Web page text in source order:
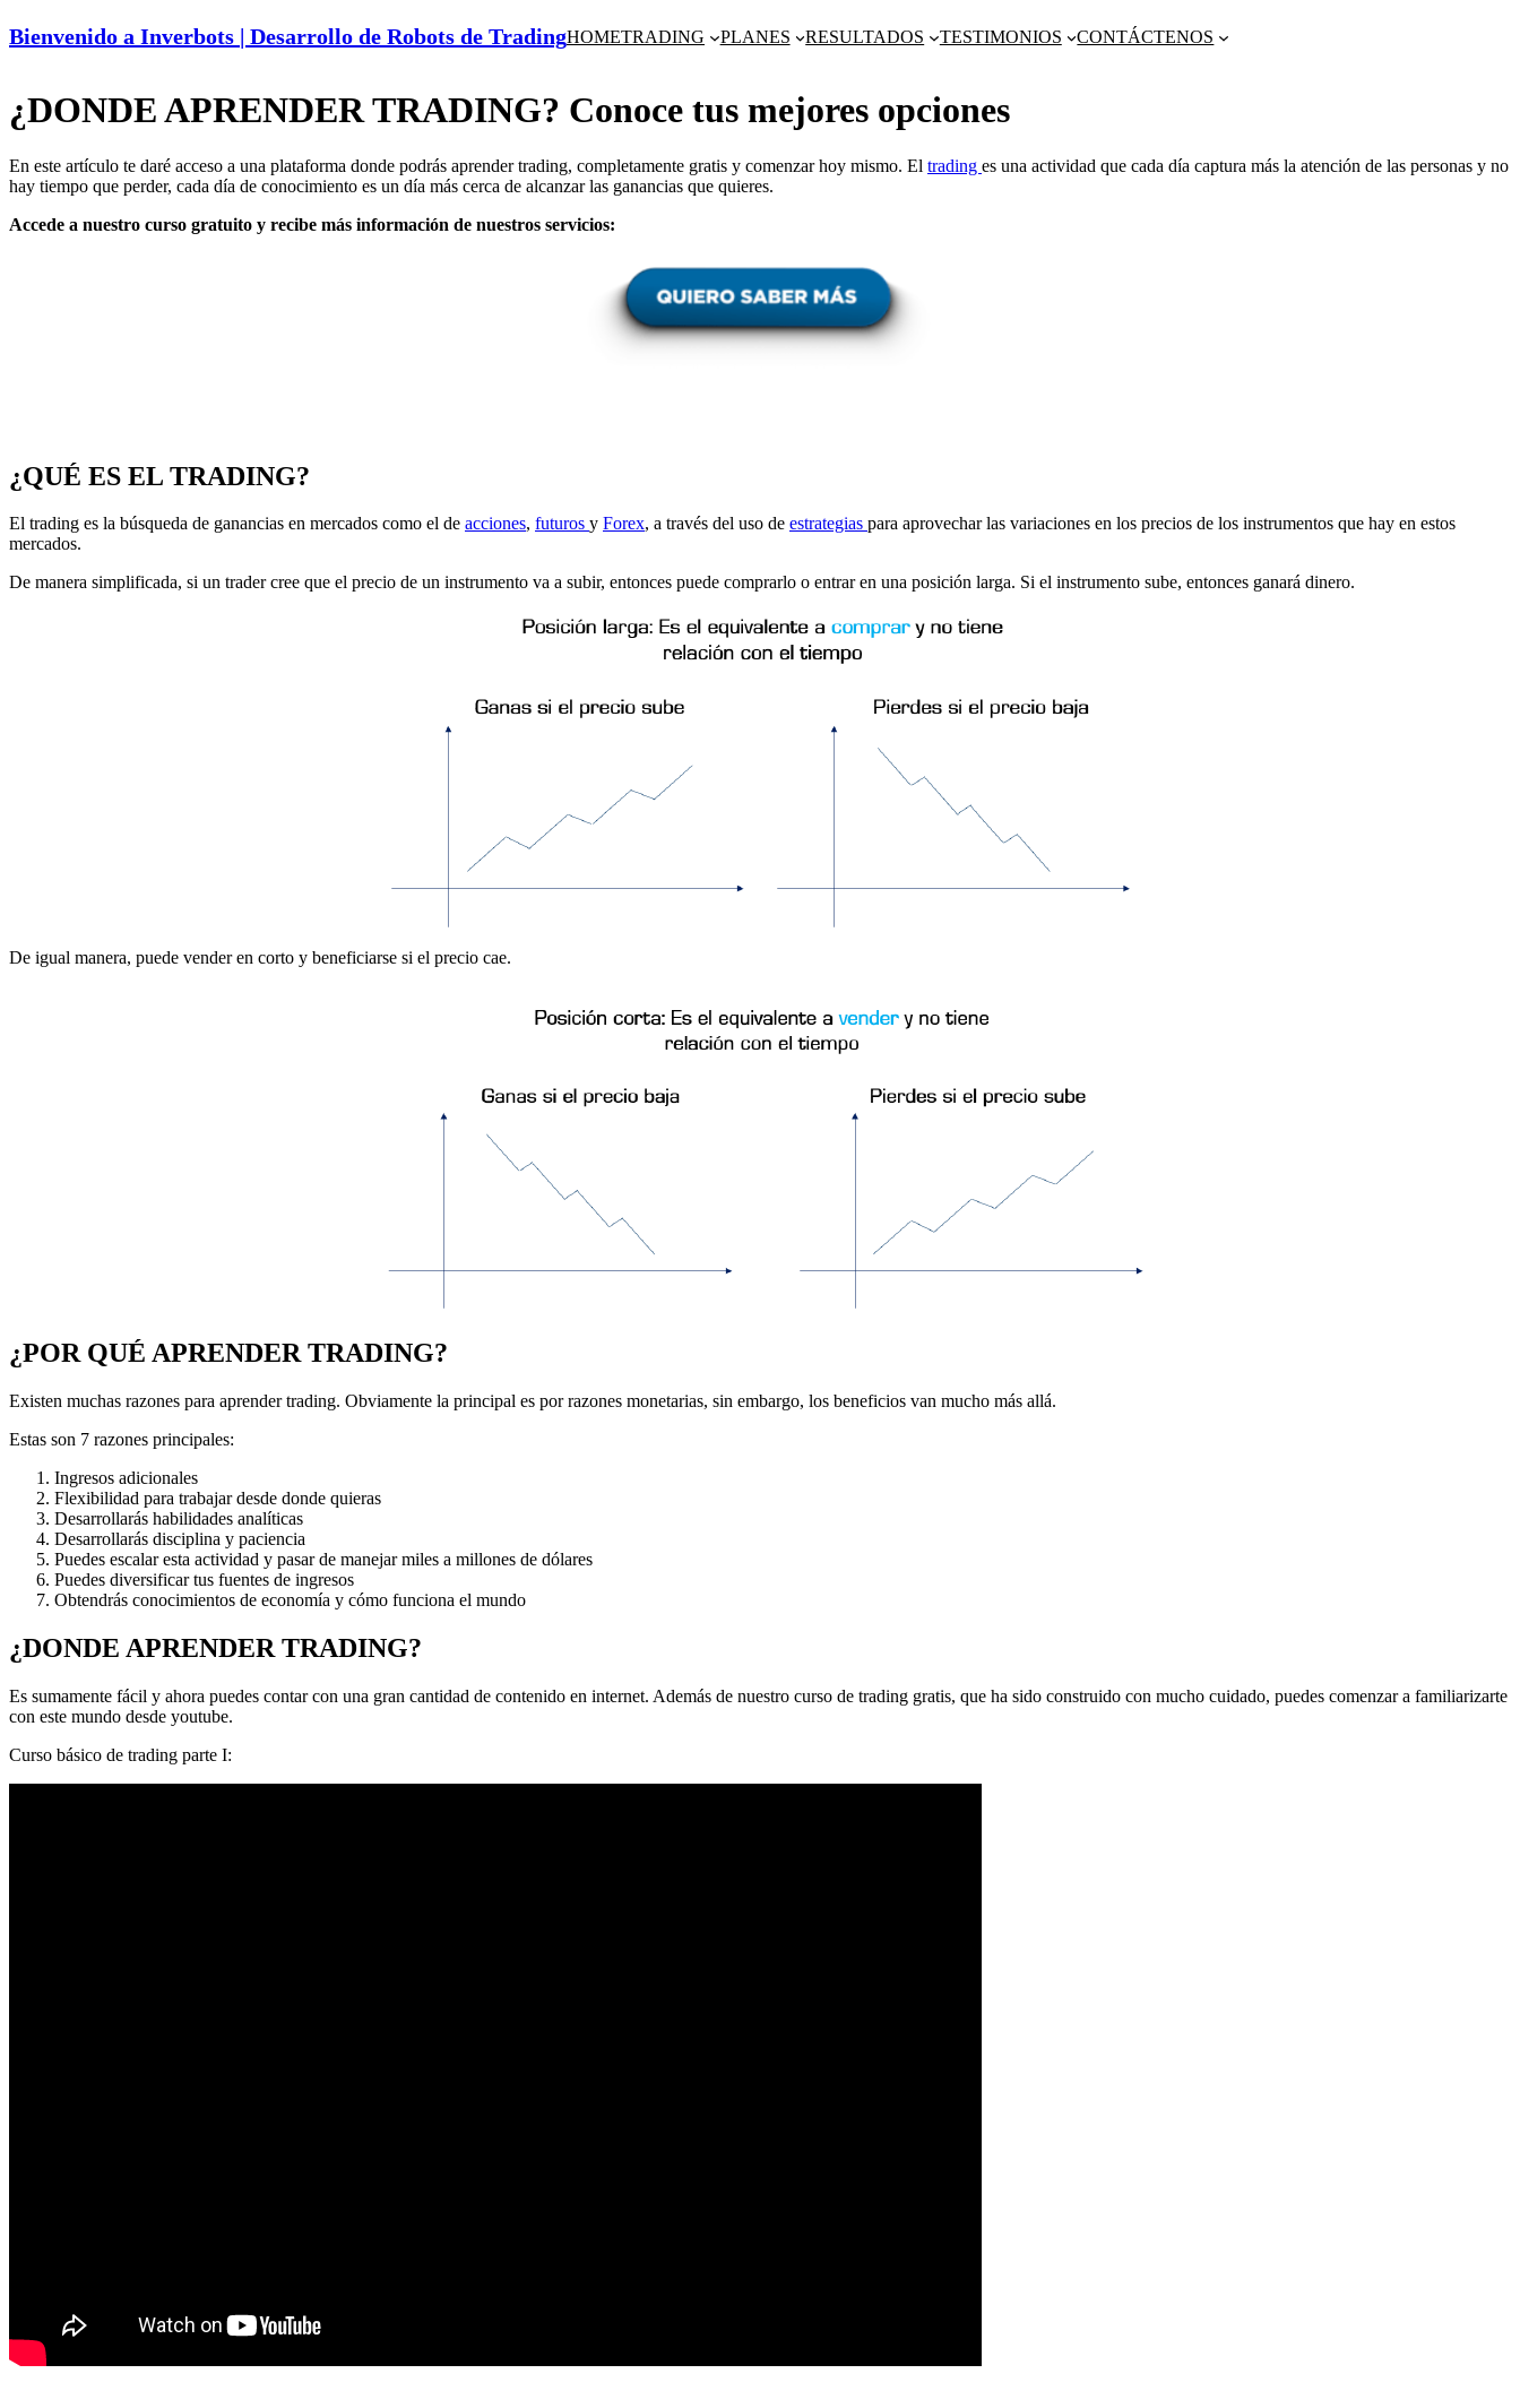
Bienvenido a Inverbots | Desarrollo de Robots de TradingHOMETRADING PLANES RESULTADOS TESTIMONIOS CONTÁCTENOS
¿DONDE APRENDER TRADING? Conoce tus mejores opciones
En este artículo te daré acceso a una plataforma donde podrás aprender trading, completamente gratis y comenzar hoy mismo. El trading es una actividad que cada día captura más la atención de las personas y no
hay tiempo que perder, cada día de conocimiento es un día más cerca de alcanzar las ganancias que quieres.
Accede a nuestro curso gratuito y recibe más información de nuestros servicios:
¿QUÉ ES EL TRADING?
El trading es la búsqueda de ganancias en mercados como el de acciones, futuros y Forex, a través del uso de estrategias para aprovechar las variaciones en los precios de los instrumentos que hay en estos
mercados.
De manera simplificada, si un trader cree que el precio de un instrumento va a subir, entonces puede comprarlo o entrar en una posición larga. Si el instrumento sube, entonces ganará dinero.
De igual manera, puede vender en corto y beneficiarse si el precio cae.
¿POR QUÉ APRENDER TRADING?
Existen muchas razones para aprender trading. Obviamente la principal es por razones monetarias, sin embargo, los beneficios van mucho más allá.
Estas son 7 razones principales:
Ingresos adicionales
Flexibilidad para trabajar desde donde quieras
Desarrollarás habilidades analíticas
Desarrollarás disciplina y paciencia
Puedes escalar esta actividad y pasar de manejar miles a millones de dólares
Puedes diversificar tus fuentes de ingresos
Obtendrás conocimientos de economía y cómo funciona el mundo
¿DONDE APRENDER TRADING?
Es sumamente fácil y ahora puedes contar con una gran cantidad de contenido en internet. Además de nuestro curso de trading gratis, que ha sido construido con mucho cuidado, puedes comenzar a familiarizarte
con este mundo desde youtube.
Curso básico de trading parte I: